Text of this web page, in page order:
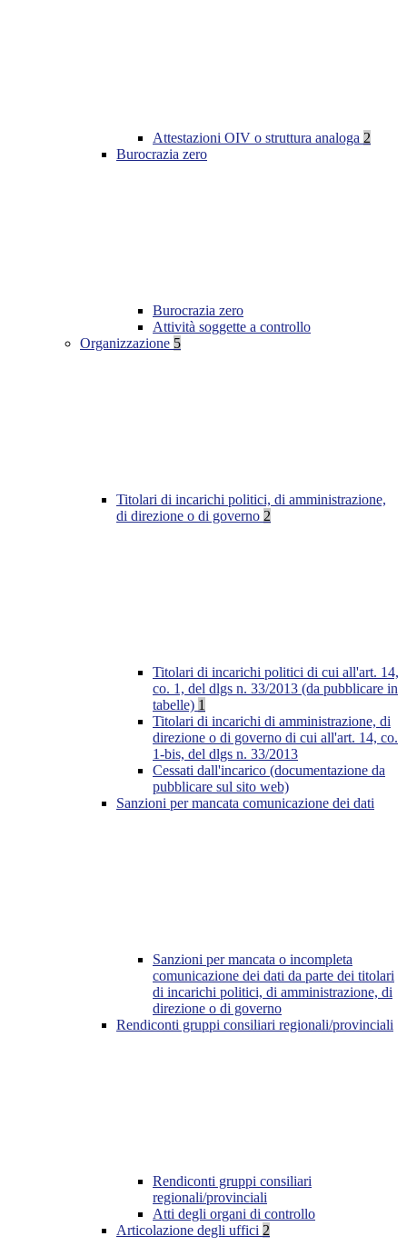
Attestazioni OIV o struttura analoga 2
Burocrazia zero
Burocrazia zero
Attività soggette a controllo
Organizzazione 5
Titolari di incarichi politici, di amministrazione,
di direzione o di governo 2
Titolari di incarichi politici di cui all'art. 14,
co. 1, del dlgs n. 33/2013 (da pubblicare in
tabelle) 1
Titolari di incarichi di amministrazione, di
direzione o di governo di cui all'art. 14, co.
1-bis, del dlgs n. 33/2013
Cessati dall'incarico (documentazione da
pubblicare sul sito web)
Sanzioni per mancata comunicazione dei dati
Sanzioni per mancata o incompleta
comunicazione dei dati da parte dei titolari
di incarichi politici, di amministrazione, di
direzione o di governo
Rendiconti gruppi consiliari regionali/provinciali
Rendiconti gruppi consiliari
regionali/provinciali
Atti degli organi di controllo
Articolazione degli uffici 2